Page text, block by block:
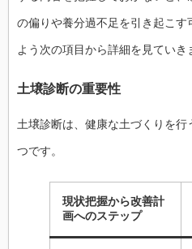
の偏りや養分過不足を引き起こ
よう次の項目から詳細を見ていき
土壌診断の重要性
土壌診断は、健康な土づくりを
つです。
現状把握から改善計
画へのステップ